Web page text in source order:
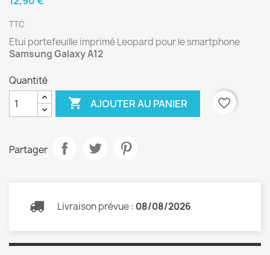
TTC
Etui portefeuille imprimé Leopard pour le smartphone
Samsung Galaxy A12
Quantité
 AJOUTER AU PANIER favorite_border
Partager
Livraison prévue : 08/08/2026